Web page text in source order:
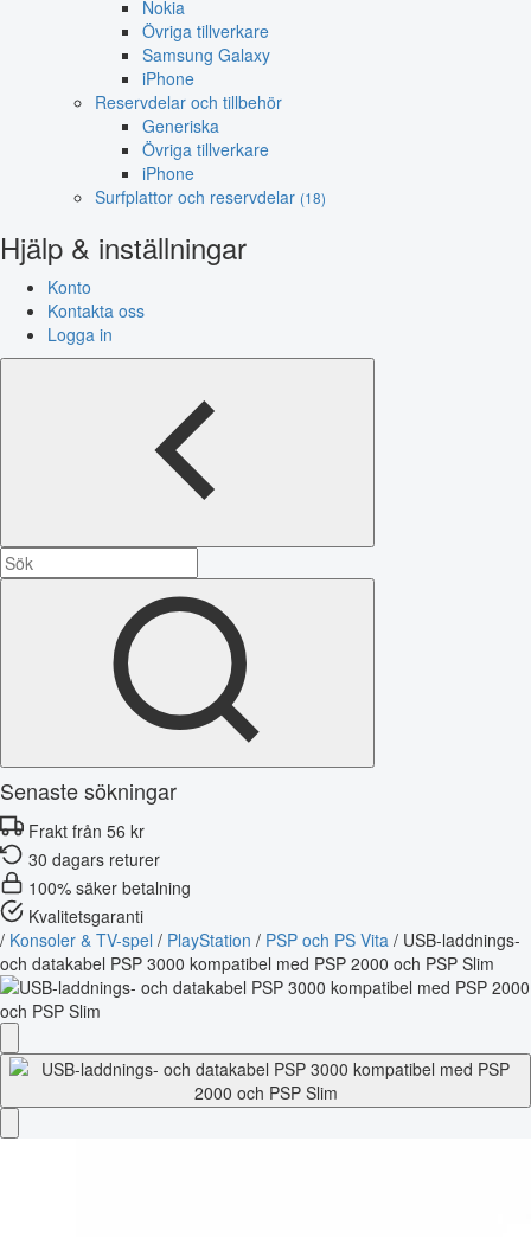
Nokia
Övriga tillverkare
Samsung Galaxy
iPhone
Reservdelar och tillbehör
Generiska
Övriga tillverkare
iPhone
Surfplattor och reservdelar (18)
Hjälp & inställningar
Konto
Kontakta oss
Logga in
Senaste sökningar
Frakt från 56 kr
30 dagars returer
100% säker betalning
Kvalitetsgaranti
/ Konsoler & TV-spel / PlayStation / PSP och PS Vita / USB-laddnings-
och datakabel PSP 3000 kompatibel med PSP 2000 och PSP Slim